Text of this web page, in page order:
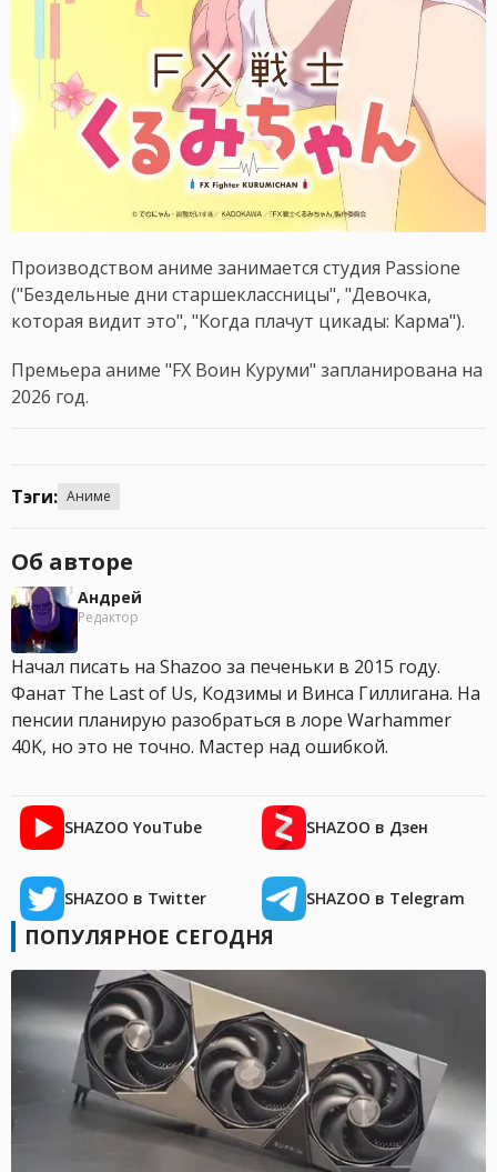
Производством аниме занимается студия Passione
("Бездельные дни старшеклассницы", "Девочка,
которая видит это", "Когда плачут цикады: Карма").
Премьера аниме "FX Воин Куруми" запланирована на
2026 год.
Тэги: Аниме
Об авторе
Андрей
Редактор
Начал писать на Shazoo за печеньки в 2015 году.
Фанат The Last of Us, Кодзимы и Винса Гиллигана. На
пенсии планирую разобраться в лоре Warhammer
40K, но это не точно. Мастер над ошибкой.
SHAZOO YouTube SHAZOO в Дзен
SHAZOO в Twitter SHAZOO в Telegram
ПОПУЛЯРНОЕ СЕГОДНЯ